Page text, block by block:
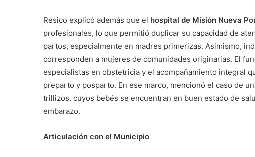
Resico explicó además que el hospital de Misión Nueva
profesionales, lo que permitió duplicar su capacidad de
partos, especialmente en madres primerizas. Asimismo,
corresponden a mujeres de comunidades originarias. El
especialistas en obstetricia y el acompañamiento integral
preparto y posparto. En ese marco, mencionó el caso de
trillizos, cuyos bebés se encuentran en buen estado de
embarazo.
Articulación con el Municipio